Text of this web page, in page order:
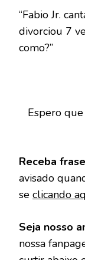
“Fabio Jr.
divorciou 7
como?”
Espero
Receba
avisado
se clicando
Seja nosso
nossa